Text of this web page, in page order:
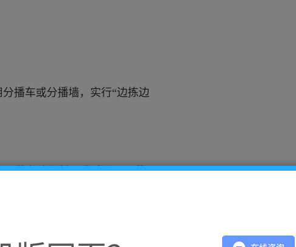
播车或分播墙，实行“边拣边
黄色胶带封口或贴上醒目的